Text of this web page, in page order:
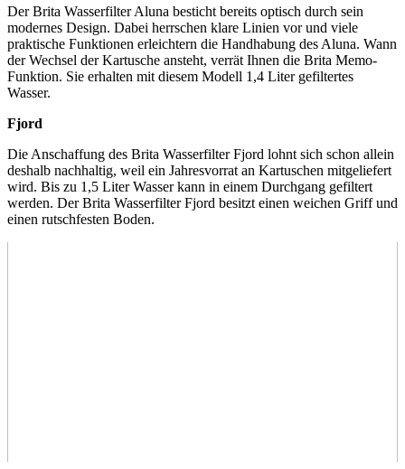
Der Brita Wasserfilter Aluna besticht bereits optisch durch sein
modernes Design. Dabei herrschen klare Linien vor und viele
praktische Funktionen erleichtern die Handhabung des Aluna. Wann
der Wechsel der Kartusche ansteht, verrät Ihnen die Brita Memo-
Funktion. Sie erhalten mit diesem Modell 1,4 Liter gefiltertes
Wasser.
Fjord
Die Anschaffung des Brita Wasserfilter Fjord lohnt sich schon allein
deshalb nachhaltig, weil ein Jahresvorrat an Kartuschen mitgeliefert
wird. Bis zu 1,5 Liter Wasser kann in einem Durchgang gefiltert
werden. Der Brita Wasserfilter Fjord besitzt einen weichen Griff und
einen rutschfesten Boden.